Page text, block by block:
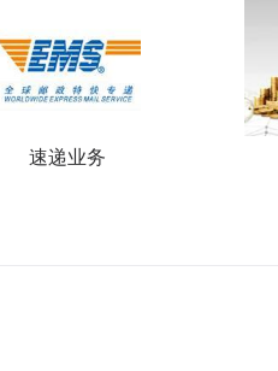
速递业务